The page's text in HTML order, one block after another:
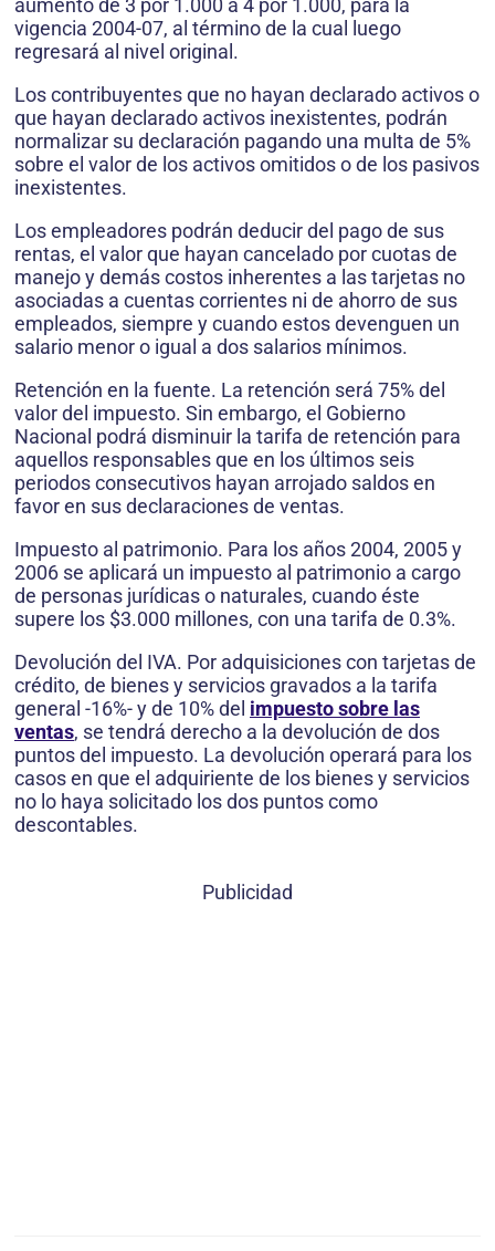
aumentó de 3 por 1.000 a 4 por 1.000, para la
vigencia 2004-07, al término de la cual luego
regresará al nivel original.
Los contribuyentes que no hayan declarado activos o
que hayan declarado activos inexistentes, podrán
normalizar su declaración pagando una multa de 5%
sobre el valor de los activos omitidos o de los pasivos
inexistentes.
Los empleadores podrán deducir del pago de sus
rentas, el valor que hayan cancelado por cuotas de
manejo y demás costos inherentes a las tarjetas no
asociadas a cuentas corrientes ni de ahorro de sus
empleados, siempre y cuando estos devenguen un
salario menor o igual a dos salarios mínimos.
Retención en la fuente. La retención será 75% del
valor del impuesto. Sin embargo, el Gobierno
Nacional podrá disminuir la tarifa de retención para
aquellos responsables que en los últimos seis
periodos consecutivos hayan arrojado saldos en
favor en sus declaraciones de ventas.
Impuesto al patrimonio. Para los años 2004, 2005 y
2006 se aplicará un impuesto al patrimonio a cargo
de personas jurídicas o naturales, cuando éste
supere los $3.000 millones, con una tarifa de 0.3%.
Devolución del IVA. Por adquisiciones con tarjetas de
crédito, de bienes y servicios gravados a la tarifa
general -16%- y de 10% del impuesto sobre las
ventas, se tendrá derecho a la devolución de dos
puntos del impuesto. La devolución operará para los
casos en que el adquiriente de los bienes y servicios
no lo haya solicitado los dos puntos como
descontables.
Publicidad